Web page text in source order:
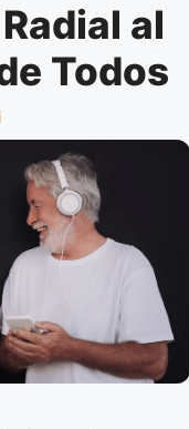
al
Todos